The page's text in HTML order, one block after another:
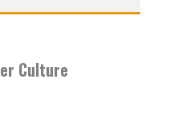
Culture